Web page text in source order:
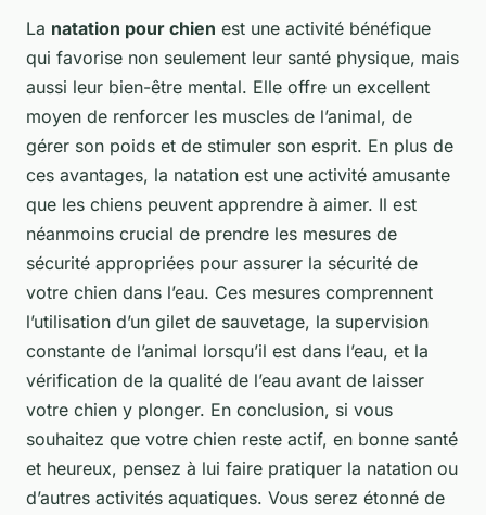
La natation pour chien est une activité bénéfique
qui favorise non seulement leur santé physique, mais
aussi leur bien-être mental. Elle offre un excellent
moyen de renforcer les muscles de l’animal, de
gérer son poids et de stimuler son esprit. En plus de
ces avantages, la natation est une activité amusante
que les chiens peuvent apprendre à aimer. Il est
néanmoins crucial de prendre les mesures de
sécurité appropriées pour assurer la sécurité de
votre chien dans l’eau. Ces mesures comprennent
l’utilisation d’un gilet de sauvetage, la supervision
constante de l’animal lorsqu’il est dans l’eau, et la
vérification de la qualité de l’eau avant de laisser
votre chien y plonger. En conclusion, si vous
souhaitez que votre chien reste actif, en bonne santé
et heureux, pensez à lui faire pratiquer la natation ou
d’autres activités aquatiques. Vous serez étonné de